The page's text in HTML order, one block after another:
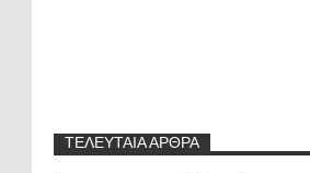
ΤΕΛΕΥΤΑΙΑ ΑΡΘΡΑ